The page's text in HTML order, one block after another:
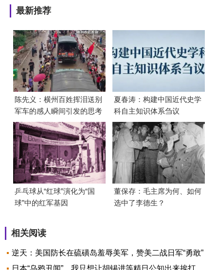
最新推荐
陈先义：横州百姓挥泪送别
军车的感人瞬间引发的思考
夏春涛：构建中国近代史学
科自主知识体系刍议
乒乓球从“红球”演化为“国
球”中的红军基因
董保存：毛主席为何、如何
选中了李德生？
相关阅读
逆天：美国防长在硫磺岛羞辱美军，赞美二战日军“勇敢”
日本“乌鸦丑闻”，我只想让胡锡进等精日公知出来挨打